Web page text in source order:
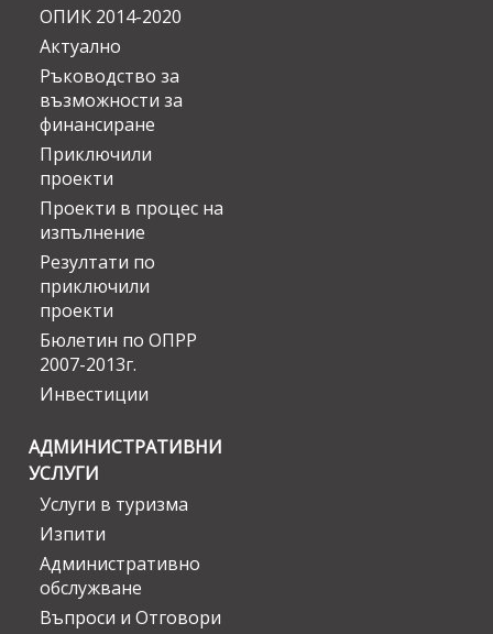
ОПИК 2014-2020
Актуално
Ръководство за
възможности за
финансиране
Приключили
проекти
Проекти в процес на
изпълнение
Резултати по
приключили
проекти
Бюлетин по ОПРР
2007-2013г.
Инвестиции
АДМИНИСТРАТИВНИ
УСЛУГИ
Услуги в туризма
Изпити
Административно
обслужване
Въпроси и Отговори